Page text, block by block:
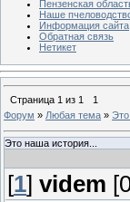
Пензенская
Наше
Информация сайта
Обратная связь
Нетикет
Страница 1 из 1
1
Форум » Любая тема » Это
Это наша история...
[1] videm